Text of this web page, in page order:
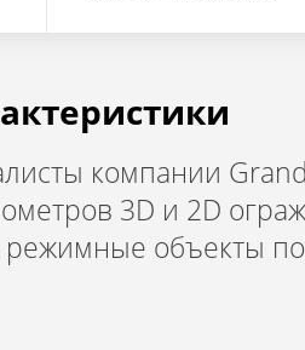
компании
3D и 2D
объекты